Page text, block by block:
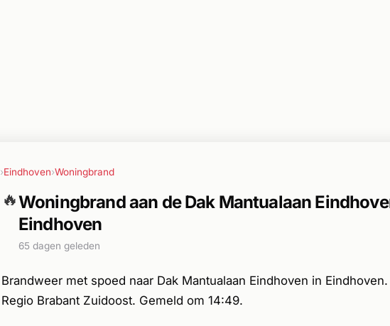
›Eindhoven›Woningbrand
🔥Woningbrand aan de Dak Mantualaan
Eindhoven
65 dagen geleden
Brandweer met spoed naar Dak Mantualaan Eindhoven in
Regio Brabant Zuidoost. Gemeld om 14:49.